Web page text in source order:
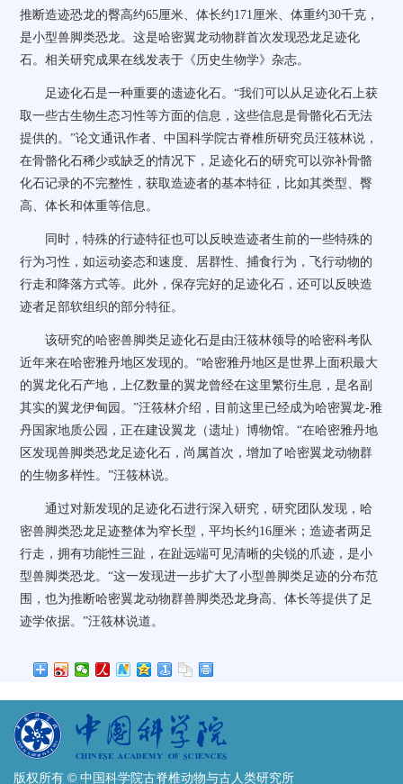
推断造迹恐龙的臀高约65厘米、体长约171厘米、体重约30千克，
是小型兽脚类恐龙。这是哈密翼龙动物群首次发现恐龙足迹化
石。相关研究成果在线发表于《历史生物学》杂志。
足迹化石是一种重要的遗迹化石。“我们可以从足迹化石上获
取一些古生物生态习性等方面的信息，这些信息是骨骼化石无法
提供的。”论文通讯作者、中国科学院古脊椎所研究员汪筱林说，
在骨骼化石稀少或缺乏的情况下，足迹化石的研究可以弥补骨骼
化石记录的不完整性，获取造迹者的基本特征，比如其类型、臀
高、体长和体重等信息。
同时，特殊的行迹特征也可以反映造迹者生前的一些特殊的
行为习性，如运动姿态和速度、居群性、捕食行为，飞行动物的
行走和降落方式等。此外，保存完好的足迹化石，还可以反映造
迹者足部软组织的部分特征。
该研究的哈密兽脚类足迹化石是由汪筱林领导的哈密科考队
近年来在哈密雅丹地区发现的。“哈密雅丹地区是世界上面积最大
的翼龙化石产地，上亿数量的翼龙曾经在这里繁衍生息，是名副
其实的翼龙伊甸园。”汪筱林介绍，目前这里已经成为哈密翼龙-雅
丹国家地质公园，正在建设翼龙（遗址）博物馆。“在哈密雅丹地
区发现兽脚类恐龙足迹化石，尚属首次，增加了哈密翼龙动物群
的生物多样性。”汪筱林说。
通过对新发现的足迹化石进行深入研究，研究团队发现，哈
密兽脚类恐龙足迹整体为窄长型，平均长约16厘米；造迹者两足
行走，拥有功能性三趾，在趾远端可见清晰的尖锐的爪迹，是小
型兽脚类恐龙。“这一发现进一步扩大了小型兽脚类足迹的分布范
围，也为推断哈密翼龙动物群兽脚类恐龙身高、体长等提供了足
迹学依据。”汪筱林说道。
版权所有 © 中国科学院古脊椎动物与古人类研究所